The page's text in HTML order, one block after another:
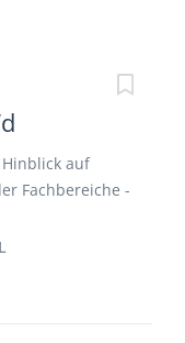
auf
Fachbereiche -
der